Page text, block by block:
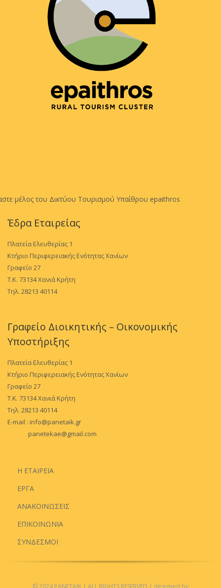
μέλος του Δικτύου Τουρισμού Υπαίθρου epaithros
Έδρα Εταιρείας
Πλατεία Ελευθερίας 1
Κτήριο Περιφερειακής Ενότητας Χανίων
Γραφείο 27
Τ.Κ. 73134 Χανιά Κρήτη
Τηλ. 28213 40114
Γραφείο Διοικητικής – Οικονομικής
Υποστήριξης
Πλατεία Ελευθερίας 1
Κτήριο Περιφερειακής Ενότητας Χανίων
Γραφείο 27
Τ.Κ. 73134 Χανιά Κρήτη
Τηλ. 28213 40114
E-mail : info@panetaik.gr
panetekae@gmail.com
Η ΕΤΑΙΡΕΙΑ
ΕΡΓΑ
ΑΝΑΚΟΙΝΩΣΕΙΣ
ΕΠΙΚΟΙΝΩΝΙΑ
ΣΥΝΔΕΣΜΟΙ